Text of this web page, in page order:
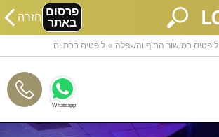
פרסום
באתר חזרה
לופטים במישור החוף והשפלה לופטים בבת ים
Whatsapp